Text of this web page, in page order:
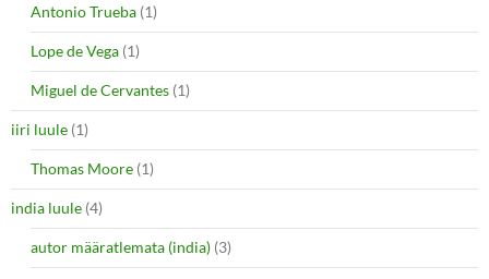
Antonio Trueba (1)
Lope de Vega (1)
Miguel de Cervantes (1)
iiri luule (1)
Thomas Moore (1)
india luule (4)
autor määratlemata (india) (3)